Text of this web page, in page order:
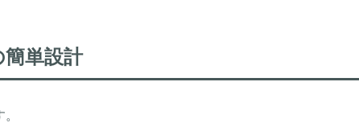
単設計